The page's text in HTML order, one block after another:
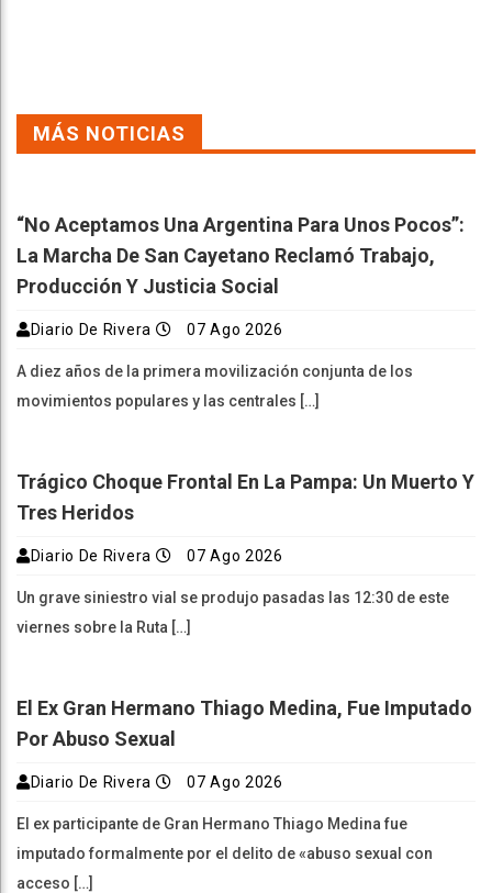
MÁS NOTICIAS
“No Aceptamos Una Argentina Para Unos Pocos”:
La Marcha De San Cayetano Reclamó Trabajo,
Producción Y Justicia Social
Diario De Rivera 07 Ago 2026
A diez años de la primera movilización conjunta de los
movimientos populares y las centrales […]
Trágico Choque Frontal En La Pampa: Un Muerto Y
Tres Heridos
Diario De Rivera 07 Ago 2026
Un grave siniestro vial se produjo pasadas las 12:30 de este
viernes sobre la Ruta […]
El Ex Gran Hermano Thiago Medina, Fue Imputado
Por Abuso Sexual
Diario De Rivera 07 Ago 2026
El ex participante de Gran Hermano Thiago Medina fue
imputado formalmente por el delito de «abuso sexual con
acceso […]